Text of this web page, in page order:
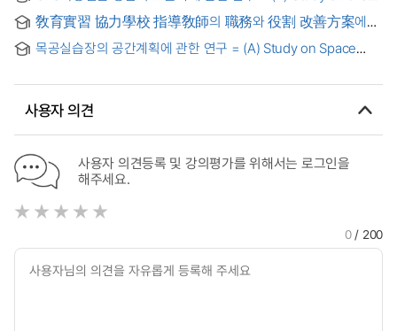
Efficiency of GPS Surveying Practice Method
敎育實習 協力學校 指導敎師의 職務와 役割 改善方案에
목공실습장의 공간계획에 관한 연구 = (A) Study on Space
사용자 의견
사용자 의견등록 및 강의평가를 위해서는 로그인을
해주세요.
0/ 200